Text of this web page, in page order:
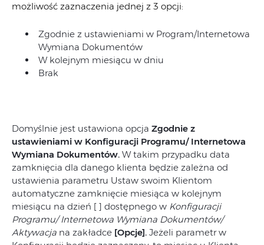
możliwość zaznaczenia jednej z 3 opcji:
Zgodnie z ustawieniami w Program/Internetowa
Wymiana Dokumentów
W kolejnym miesiącu w dniu
Brak
Domyślnie jest ustawiona opcja Zgodnie z
ustawieniami w Konfiguracji Programu/ Internetowa
Wymiana Dokumentów. W takim przypadku data
zamknięcia dla danego klienta będzie zależna od
ustawienia parametru Ustaw swoim Klientom
automatyczne zamknięcie miesiąca w kolejnym
miesiącu na dzień [ ] dostępnego w Konfiguracji
Programu/ Internetowa Wymiana Dokumentów/
Aktywacja na zakładce [Opcje]. Jeżeli parametr w